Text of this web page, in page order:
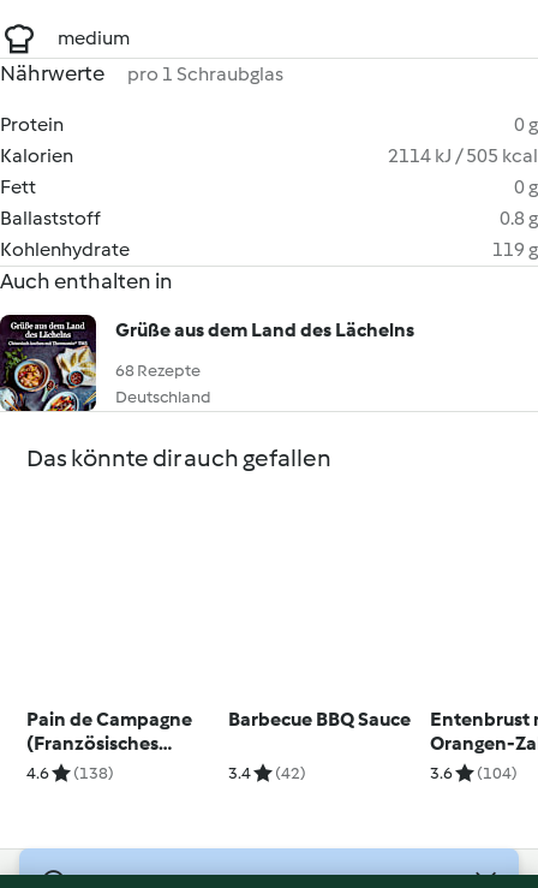
medium
Nährwerte pro 1 Schraubglas
Protein
0 g
Kalorien
2114 kJ / 505 kcal
Fett
0 g
Ballaststoff
0.8 g
Kohlenhydrate
119 g
Auch enthalten in
Grüße aus dem Land des Lächelns
68 Rezepte
Deutschland
Das könnte dir auch gefallen
Pain de Campagne
(Französisches
Landbrot)
4.6 (138)
Barbecue BBQ Sauce
3.4 (42)
Entenbrust
Orangen-
3.6 (104)